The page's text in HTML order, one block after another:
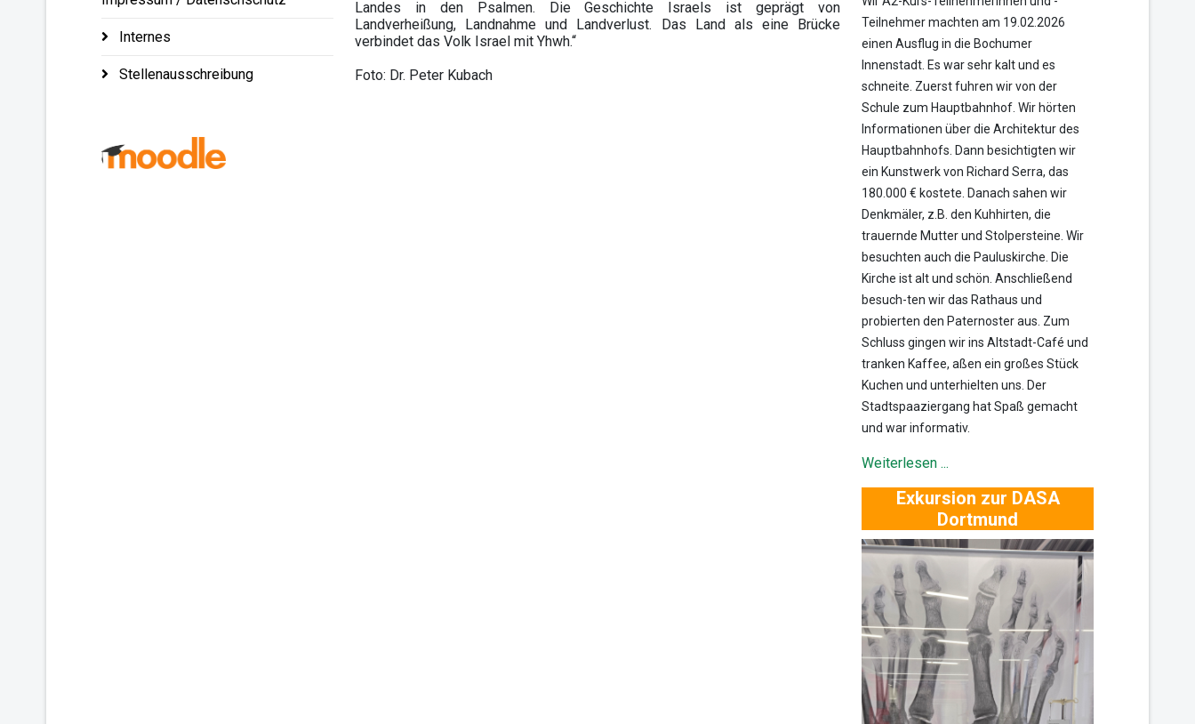
Internes
Stellenausschreibung
Landes in den Psalmen. Die Geschichte Israels ist geprägt von
Landverheißung, Landnahme und Landverlust. Das Land als eine Brücke
verbindet das Volk Israel mit Yhwh.“
Foto: Dr. Peter Kubach
Teilnehmer machten am 19.02.2026
einen Ausflug in die Bochumer
Innenstadt. Es war sehr kalt und es
schneite. Zuerst fuhren wir von der
Schule zum Hauptbahnhof. Wir hörten
Informationen über die Architektur des
Hauptbahnhofs. Dann besichtigten wir
ein Kunstwerk von Richard Serra, das
180.000 € kostete. Danach sahen wir
Denkmäler, z.B. den Kuhhirten, die
trauernde Mutter und Stolpersteine. Wir
besuchten auch die Pauluskirche. Die
Kirche ist alt und schön. Anschließend
besuch-ten wir das Rathaus und
probierten den Paternoster aus. Zum
Schluss gingen wir ins Altstadt-Café und
tranken Kaffee, aßen ein großes Stück
Kuchen und unterhielten uns. Der
Stadtspaaziergang hat Spaß gemacht
und war informativ.
Weiterlesen ...
Exkursion zur DASA
Dortmund